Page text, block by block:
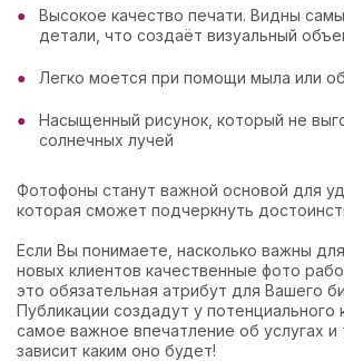
Высокое качество печати. Видны
детали, что создаёт визуальный
Легко моется при помощи мыла или
Насыщенный рисунок, который не
солнечных лучей
Фотофоны станут важной основой для
которая сможет подчеркнуть
Если Вы понимаете, насколько важны
новых клиентов качественные фото
это обязательная атрибут для Вашего
Публикации создадут у потенциального
самое важное впечатление об услугах и
зависит каким оно будет!